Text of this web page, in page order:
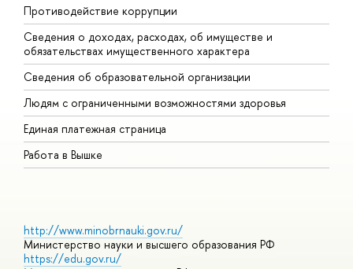
Противодействие коррупции
Сведения о доходах, расходах, об имуществе и
обязательствах имущественного характера
Сведения об образовательной организации
Людям с ограниченными возможностями здоровья
Единая платежная страница
Работа в Вышке
http://www.minobrnauki.gov.ru/
Министерство науки и высшего образования РФ
https://edu.gov.ru/